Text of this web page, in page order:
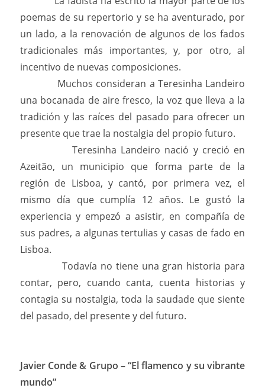
poemas de su repertorio y se ha aventurado, por
un lado, a la renovación de algunos de los fados
tradicionales más importantes, y, por otro, al
incentivo de nuevas composiciones.
Muchos consideran a Teresinha Landeiro
una bocanada de aire fresco, la voz que lleva a la
tradición y las raíces del pasado para ofrecer un
presente que trae la nostalgia del propio futuro.
Teresinha Landeiro nació y creció en
Azeitão, un municipio que forma parte de la
región de Lisboa, y cantó, por primera vez, el
mismo día que cumplía 12 años. Le gustó la
experiencia y empezó a asistir, en compañía de
sus padres, a algunas tertulias y casas de fado en
Lisboa.
Todavía no tiene una gran historia para
contar, pero, cuando canta, cuenta historias y
contagia su nostalgia, toda la saudade que siente
del pasado, del presente y del futuro.
Javier Conde & Grupo – “El flamenco y su vibrante
mundo”